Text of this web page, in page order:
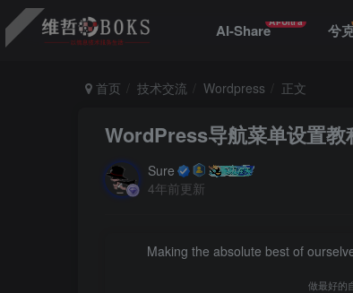
AI-ShareAI-Ultra 兮
首页 技术交流 Wordpress 正文
WordPress导航菜单设置教
Sure
4年前更新
Making the absolute best of
做最好的